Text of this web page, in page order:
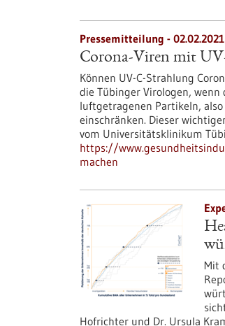
Pressemitteilung - 02.02.2021
Corona-Viren mit
Können UV-C-Strahlung
die Tübinger Virologen,
luftgetragenen Partikeln,
einschränken. Dieser
vom Universitätsklinikum
https://
machen
Mit
Hofrichter und Dr. Ursula